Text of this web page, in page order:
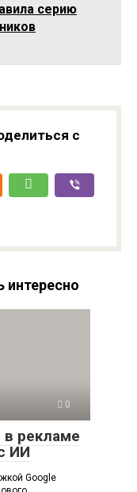
серию
с
0
рекламе
ИИ
Google